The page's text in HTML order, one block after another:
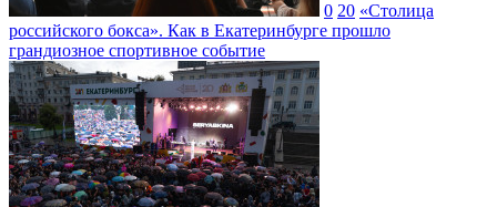
0 20 «Столица
российского бокса». Как в Екатеринбурге прошло
грандиозное спортивное событие